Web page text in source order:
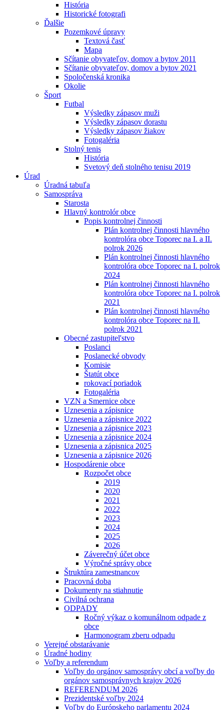
História
Historické fotografi
Ďalšie
Pozemkové úpravy
Textová časť
Mapa
Sčítanie obyvateľov, domov a bytov 2011
Sčítanie obyvateľov, domov a bytov 2021
Spoločenská kronika
Okolie
Šport
Futbal
Výsledky zápasov muži
Výsledky zápasov dorastu
Výsledky zápasov žiakov
Fotogaléria
Stolný tenis
História
Svetový deň stolného tenisu 2019
Úrad
Úradná tabuľa
Samospráva
Starosta
Hlavný kontrolór obce
Popis kontrolnej činnosti
Plán kontrolnej činnosti hlavného
kontrolóra obce Toporec na I. a II.
polrok 2026
Plán kontrolnej činnosti hlavného
kontrolóra obce Toporec na I. polrok
2024
Plán kontrolnej činnosti hlavného
kontrolóra obce Toporec na I. polrok
2021
Plán kontrolnej činnosti hlavného
kontrolóra obce Toporec na II.
polrok 2021
Obecné zastupitel'stvo
Poslanci
Poslanecké obvody
Komisie
Štatút obce
rokovací poriadok
Fotogaléria
VZN a Smernice obce
Uznesenia a zápisnice
Uznesenia a zápisnice 2022
Uznesenia a zápisnice 2023
Uznesenia a zápisnice 2024
Uznesenia a zápisnica 2025
Uznesenia a zápisnice 2026
Hospodárenie obce
Rozpočet obce
2019
2020
2021
2022
2023
2024
2025
2026
Záverečný účet obce
Výročné správy obce
Štruktúra zamestnancov
Pracovná doba
Dokumenty na stiahnutie
Civilná ochrana
ODPADY
Ročný výkaz o komunálnom odpade z
obce
Harmonogram zberu odpadu
Verejné obstarávanie
Úradné hodiny
Voľby a referendum
Voľby do orgánov samosprávy obcí a voľby do
orgánov samosprávnych krajov 2026
REFERENDUM 2026
Prezidentské voľby 2024
Voľby do Európskeho parlamentu 2024